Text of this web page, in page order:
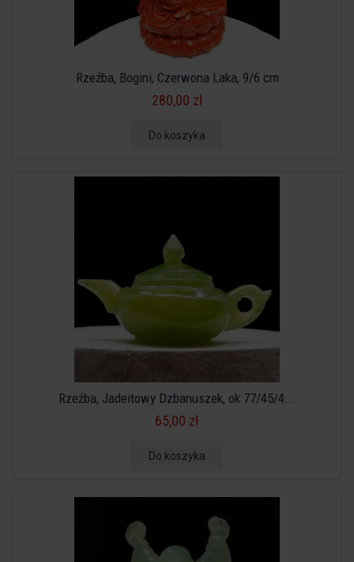
Rzeźba, Bogini, Czerwona Laka, 9/6 cm
280,00 zł
Do koszyka
Rzeźba, Jadeitowy Dzbanuszek, ok 77/45/4...
65,00 zł
Do koszyka